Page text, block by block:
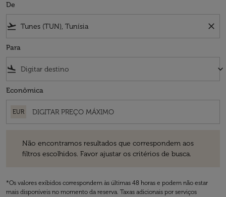
De
flight_takeoff close
Para
flight_land keyboard_arrow_down
Econômica
EUR
Não encontramos resultados que correspondem aos
filtros escolhidos. Favor ajustar os critérios de busca.
*Os valores exibidos correspondem às últimas 48 horas e podem não estar
mais disponíveis no momento da reserva. Taxas adicionais por serviços